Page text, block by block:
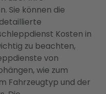
Sie können die
Kosten in
zu beachten,
von
wie zum
Fahrzeugtyp und der